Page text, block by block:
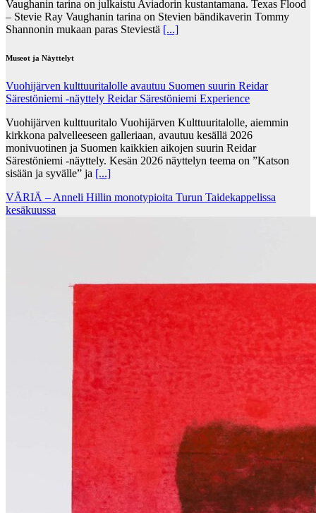
Vaughanin tarina on julkaistu Aviadorin kustantamana. Texas Flood
– Stevie Ray Vaughanin tarina on Stevien bändikaverin Tommy
Shannonin mukaan paras Steviestä [...]
Museot ja Näyttelyt
Vuohijärven kulttuuritalolle avautuu Suomen suurin Reidar
Särestöniemi -näyttely Reidar Särestöniemi Experience
Vuohijärven kulttuuritalo Vuohijärven Kulttuuritalolle, aiemmin
kirkkona palvelleeseen galleriaan, avautuu kesällä 2026
monivuotinen ja Suomen kaikkien aikojen suurin Reidar
Särestöniemi -näyttely. Kesän 2026 näyttelyn teema on ”Katson
sisään ja syvälle” ja [...]
VÄRIÄ – Anneli Hillin monotypioita Turun Taidekappelissa
kesäkuussa